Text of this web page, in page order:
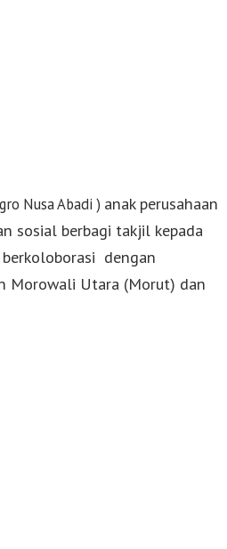
Nusa Abadi ) anak perusahaan
sosial berbagi takjil kepada
dengan
Morowali Utara (Morut) dan